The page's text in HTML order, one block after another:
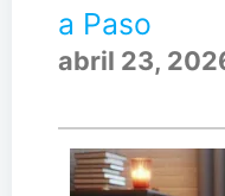
a Paso
abril 23,